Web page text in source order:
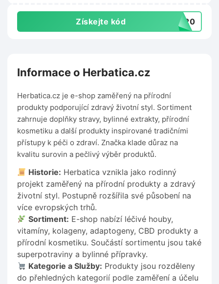
Získejte kód DS20
Informace o Herbatica.cz
Herbatica.cz je e-shop zaměřený na přírodní
produkty podporující zdravý životní styl. Sortiment
zahrnuje doplňky stravy, bylinné extrakty, přírodní
kosmetiku a další produkty inspirované tradičními
přístupy k péči o zdraví. Značka klade důraz na
kvalitu surovin a pečlivý výběr produktů.
Historie: Herbatica vznikla jako rodinný
projekt zaměřený na přírodní produkty a zdravý
životní styl. Postupně rozšířila své působení na
více evropských trhů.
Sortiment: E-shop nabízí léčivé houby,
vitamíny, kolageny, adaptogeny, CBD produkty a
přírodní kosmetiku. Součástí sortimentu jsou také
superpotraviny a bylinné přípravky.
Kategorie a Služby: Produkty jsou rozděleny
do přehledných kategorií podle zaměření a účelu